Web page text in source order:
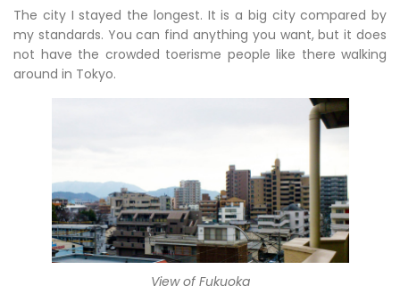
The city I stayed the longest. It is a big city compared by
my standards. You can find anything you want, but it does
not have the crowded toerisme people like there walking
around in Tokyo.
View of Fukuoka